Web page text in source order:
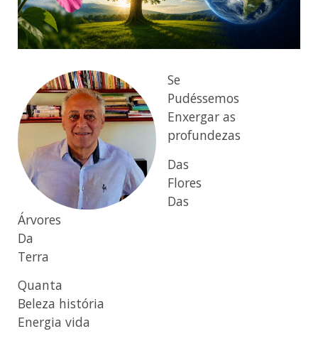
Se
Pudéssemos
Enxergar as
profundezas
Das
Flores
Das
Árvores
Da
Terra
Quanta
Beleza história
Energia vida